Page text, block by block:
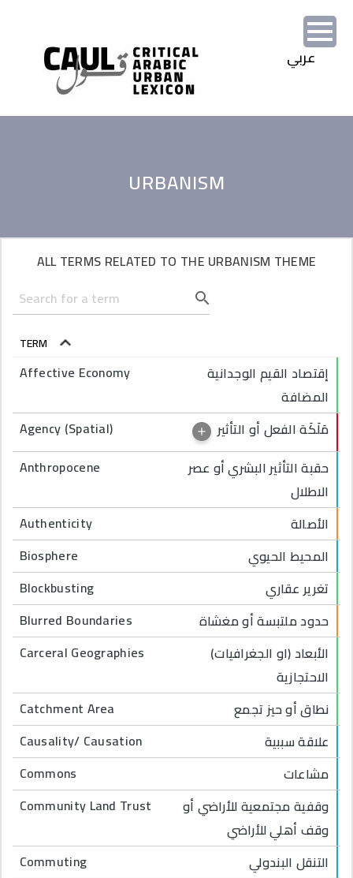
URBANISM
ALL TERMS RELATED TO THE URBANISM THEME
TERM SORT DESCENDING
Affective Economy
إقتصاد القيم الوجدانية
المضافة
Agency (Spatial)
مَلَكَة الفعل أو التأثير
Anthropocene
حقبة التأثير البشري أو عصر
الاطلال
Authenticity
الأصالة
Biosphere
المحيط الحيوي
Blockbusting
تغرير عقاري
Blurred Boundaries
حدود ملتبسة أو مغشاة
Carceral Geographies
الأبعاد (او الجغرافيات)
الاحتجازية
Catchment Area
نطاق أو حيز تجمع
Causality/ Causation
علاقة سببية
Commons
مشاعات
Community Land Trust
وقفية مجتمعية للأراضي أو
وقف أهلي للأراضي
Commuting
التنقل البندولي